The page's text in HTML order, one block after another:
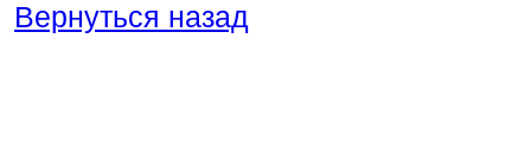
Вернуться назад